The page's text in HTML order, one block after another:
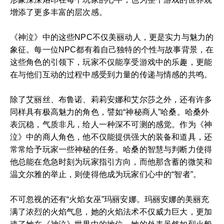
增添了更多丰富的层次感。
《神泣》中的这些NPC不仅美丽动人，更是实力与魅力的
象征。每一位NPC都有着自己独特的个性与故事背景，在
这些角色的引领下，玩家不仅能享受游戏中的乐趣，更能
在与他们互动的过程中感受到力量的传递与情感的共鸣。
除了艾丽丝、布鲁诺、莉莉安娜和艾尔莎之外，还有许多
同样具有极高魅力的角色，譬如“神秘商人”哈桑。哈桑外
表沉稳，气质非凡，给人一种深不可测的感觉。作为《神
泣》中的商人角色，他不仅能提供强大的装备和道具，还
常常给予玩家一些神秘的任务。哈桑的智慧与判断力使得
他总能在危急时刻为玩家指引方向，而他那含蓄的微笑和
温文尔雅的举止，则使得他成为玩家们心中的“智者”。
不可忽视的还有“火焰女巫”玛丽安娜。玛丽安娜的美丽充
满了浓烈的火焰气息，她的火焰法术不仅威力巨大，更加